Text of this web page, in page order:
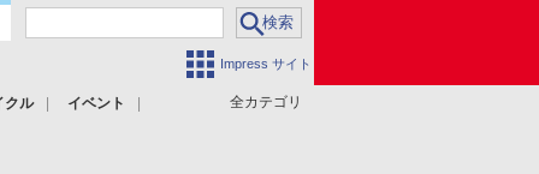
Impress サイト
全カテゴリ
クル
イベント